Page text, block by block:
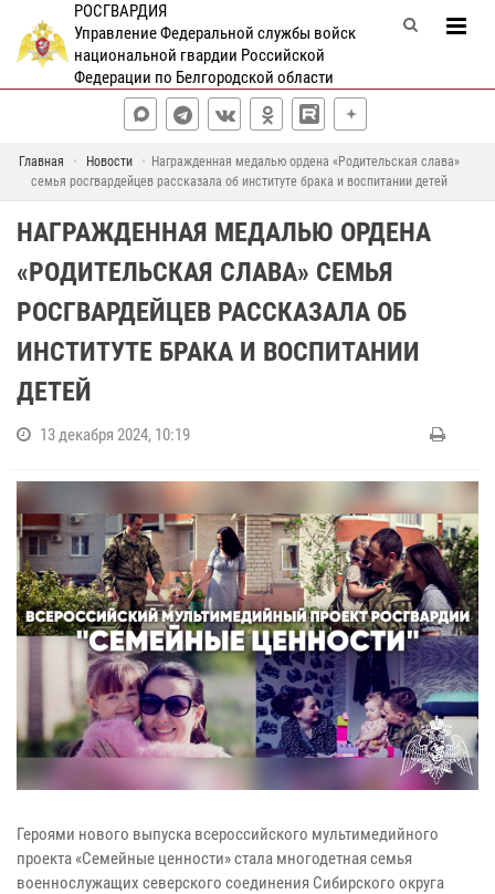
РОСГВАРДИЯ
Управление Федеральной службы войск
национальной гвардии Российской
Федерации по Белгородской области
Главная Новости
Награжденная медалью ордена «Родительская слава»
семья росгвардейцев рассказала об институте брака и воспитании детей
НАГРАЖДЕННАЯ МЕДАЛЬЮ ОРДЕНА
«РОДИТЕЛЬСКАЯ СЛАВА» СЕМЬЯ
РОСГВАРДЕЙЦЕВ РАССКАЗАЛА ОБ
ИНСТИТУТЕ БРАКА И ВОСПИТАНИИ
ДЕТЕЙ
13 декабря 2024, 10:19
Героями нового выпуска всероссийского мультимедийного
проекта «Семейные ценности» стала многодетная семья
военнослужащих северского соединения Сибирского округа